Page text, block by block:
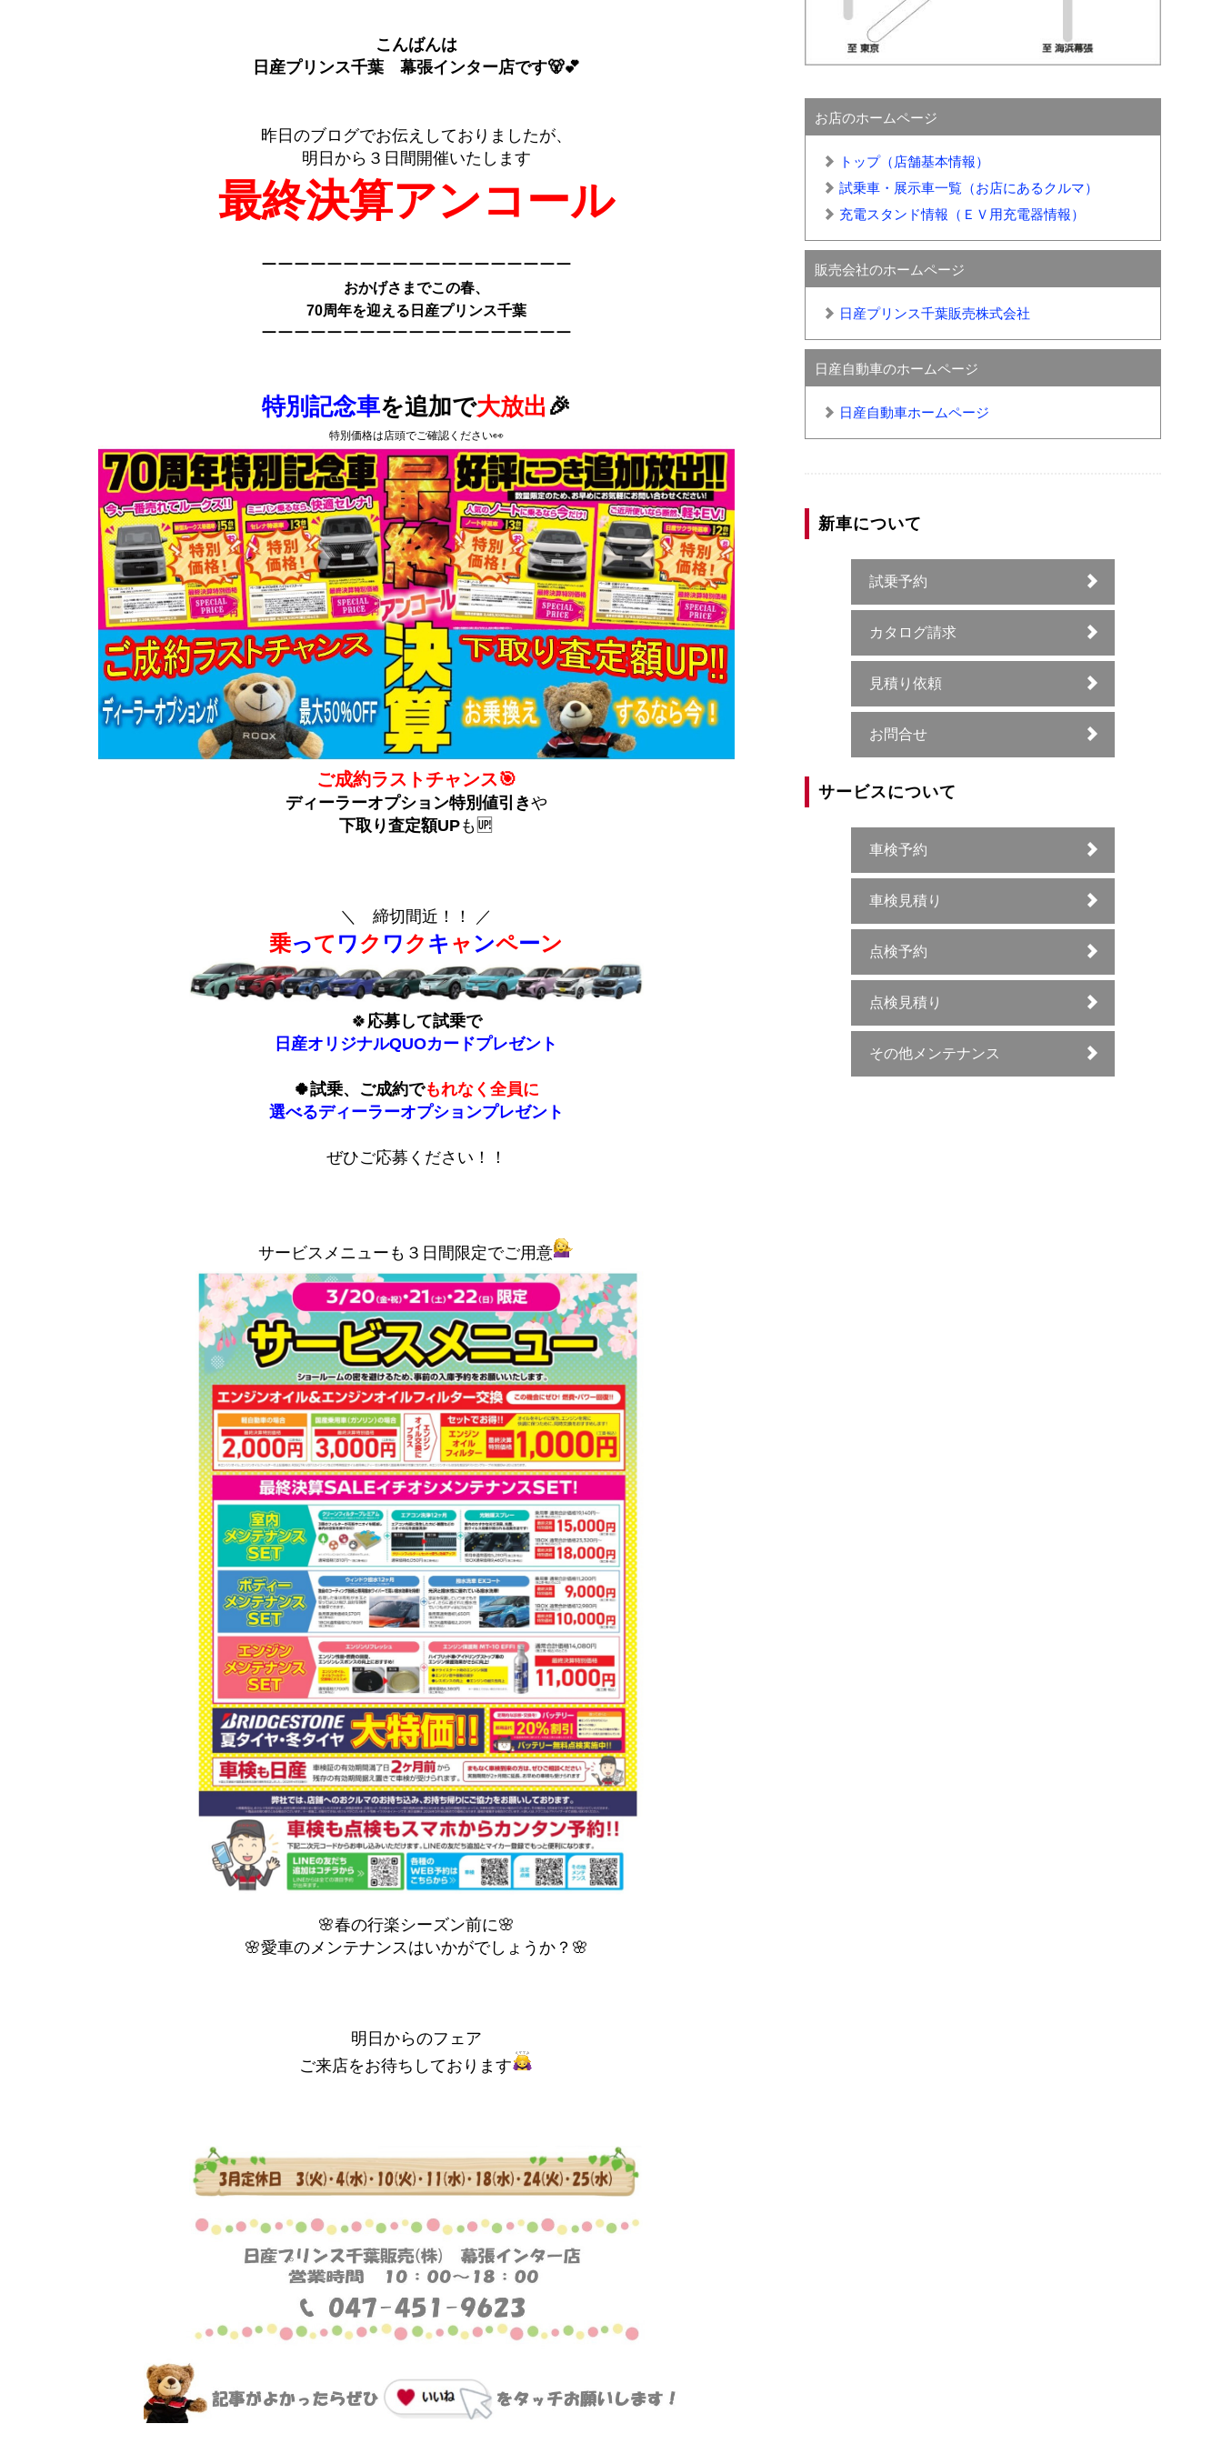
こんばんは
日産プリンス千葉 幕張インター店です🐻💕
昨日のブログでお伝えしておりましたが、
明日から３日間開催いたします
最終決算アンコール
ーーーーーーーーーーーーーーーーーーー
おかげさまでこの春、
70周年を迎える日産プリンス千葉
ーーーーーーーーーーーーーーーーーーー
特別記念車を追加で大放出 🎉
特別価格は店頭でご確認ください👀
ご成約ラストチャンス🎯
ディーラーオプション特別値引きや
下取り査定額UPも🆙
＼ 締切間近！！ ／
乗って ワク ワク キャンペーン
🍀 応募して試乗で
日産オリジナルQUOカードプレゼント
🍀試乗、ご成約でもれなく全員に
選べるディーラーオプションプレゼント
ぜひご応募ください！！
サービスメニューも３日間限定でご用意
🌸春の行楽シーズン前に🌸
🌸愛車のメンテナンスはいかがでしょうか？🌸
明日からのフェア
ご来店をお待ちしております
お店のホームページ
トップ（店舗基本情報）
試乗車・展示車一覧（お店にあるクルマ）
充電スタンド情報（ＥＶ用充電器情報）
販売会社のホームページ
日産プリンス千葉販売株式会社
日産自動車のホームページ
日産自動車ホームページ
新車について
試乗予約
カタログ請求
見積り依頼
お問合せ
サービスについて
車検予約
車検見積り
点検予約
点検見積り
その他メンテナンス